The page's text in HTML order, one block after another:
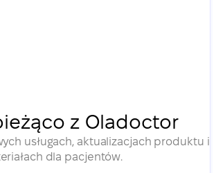
z Oladoctor
usługach, aktualizacjach produktu i
dla pacjentów.